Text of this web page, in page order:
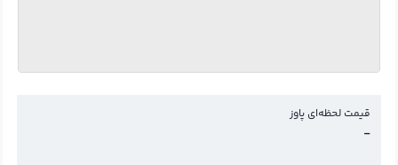
قیمت لحظه‌ای پاوز
-